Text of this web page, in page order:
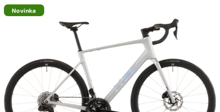
Novinka